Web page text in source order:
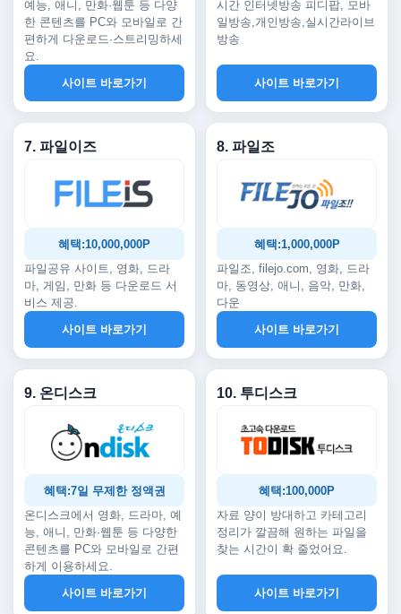
예능, 애니, 만화·웹툰 등 다양
한 콘텐츠를 PC와 모바일로 간
편하게 다운로드·스트리밍하세
요.
사이트 바로가기
시간 인터넷방송 피디팝, 모바
일방송,개인방송,실시간라이브
방송
사이트 바로가기
7. 파일이즈
혜택:10,000,000P
파일공유 사이트, 영화, 드라
마, 게임, 만화 등 다운로드 서
비스 제공.
사이트 바로가기
8. 파일조
혜택:1,000,000P
파일조, filejo.com, 영화, 드라
마, 동영상, 애니, 음악, 만화,
다운
사이트 바로가기
9. 온디스크
혜택:7일 무제한 정액권
온디스크에서 영화, 드라마, 예
능, 애니, 만화·웹툰 등 다양한
콘텐츠를 PC와 모바일로 간편
하게 이용하세요.
사이트 바로가기
10. 투디스크
혜택:100,000P
자료 양이 방대하고 카테고리
정리가 깔끔해 원하는 파일을
찾는 시간이 확 줄었어요.
사이트 바로가기